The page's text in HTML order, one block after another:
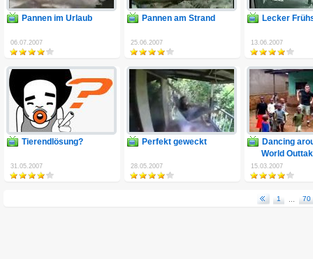
Pannen im Urlaub
06.07.2007
Pannen am Strand
25.06.2007
Lecker
13.06.2007
Tierendlösung?
31.05.2007
Perfekt geweckt
28.05.2007
Dancing
World
15.03.2007
1 70